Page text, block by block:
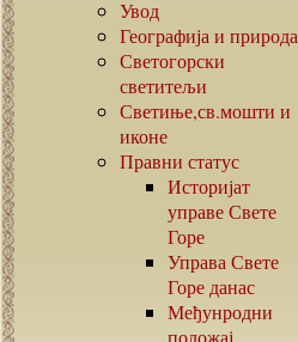
Увод
Географија и природа
Светогорски
светитељи
Светиње,св.мошти и
иконе
Правни статус
Историјат
управе Свете
Горе
Управа Свете
Горе данас
Међунродни
положај